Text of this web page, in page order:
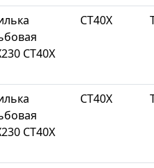
СТ40Х
СТ40Х
СТ40Х
СТ40Х